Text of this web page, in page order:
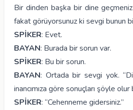
Bir dinden başka bir dine
fakat görüyorsunuz ki sevgi bunun
SPİKER: Evet.
BAYAN: Burada bir sorun var.
SPİKER: Bu bir sorun.
BAYAN: Ortada bir sevgi yok.
inancımıza göre sonuçları şöyle
SPİKER: “Cehenneme gidersiniz.”